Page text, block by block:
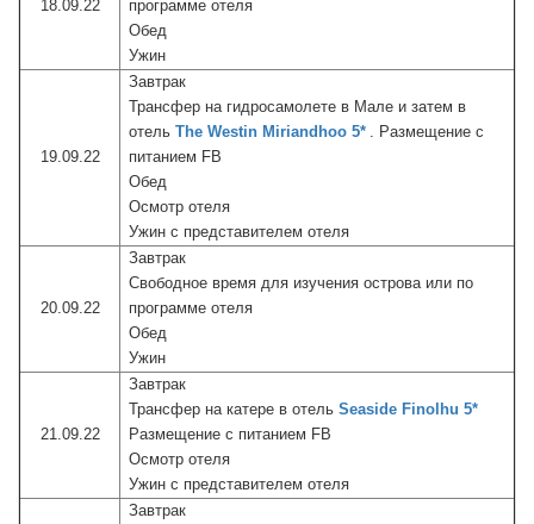
18.09.22
программе отеля
Обед
Ужин
19.09.22
Завтрак
Трансфер на гидросамолете в Мале и затем в
отельThe Westin Miriandhoo 5* . Размещение с
питанием FB
Обед
Осмотр отеля
Ужин с представителем отеля
20.09.22
Завтрак
Свободное время для изучения острова или по
программе отеля
Обед
Ужин
21.09.22
Завтрак
Трансфер на катере в отельSeaside Finolhu 5*
Размещение с питанием FB
Осмотр отеля
Ужин с представителем отеля
Завтрак